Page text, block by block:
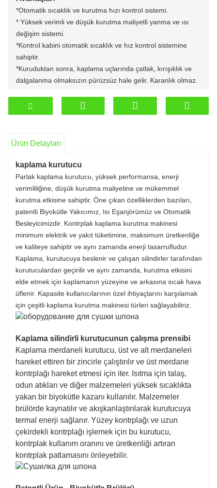
*Otomatik sıcaklık ve kurutma hızı kontrol sistemi.
* Yüksek verimli ve düşük kurutma maliyetli yanma ve ısı
değişim sistemi.
*Kontrol kabini otomatik sıcaklık ve hız kontrol sistemine
sahiptir.
*Kuruduktan sonra, kaplama uçlarında çatlak, kırışıklık ve
dalgalanma olmaksızın pürüzsüz hale gelir. Karanlık olmaz.
ve onarım gerektirmez.
Ürün Detayları
kaplama kurutucu
Parlak kaplama kurutucu, yüksek performansa, enerji
verimliliğine, düşük kurutma maliyetine ve mükemmel
kurutma etkisine sahiptir. Öne çıkan özelliklerden bazıları,
patentli Biyokütle Yakıcımız, Isı Eşanjörümüz ve Otomatik
Besleyicimizdir. Kontrplak kaplama kurutma makinesi
minimum elektrik ve yakıt tüketimine, maksimum üretkenliğe
ve kaliteye sahiptir ve aynı zamanda enerji tasarrufludur.
Kaplama, kurutucuya beslenir ve çalışan silindirler tarafından
kurutuculardan geçirilir ve aynı zamanda, kurutma etkisini
elde etmek için kaplamanın yüzeyine ve arkasına sıcak hava
üflenir. Kapasite kullanıcılarının özel ihtiyaçlarını karşılamak
için çeşitli kaplama kurutma makinesi türleri sağlayabiliriz.
Kaplama silindirli kurutucunun çalışma prensibi
Kaplama merdaneli kurutucu, üst ve alt merdaneleri
hareket ettiren bir zincirle çalıştırılır ve üst merdane
kontrplağı hareket etmesi için iter. Isıtma için talaş,
odun atıkları ve diğer malzemeleri yüksek sıcaklıkta
yakan bir biyokütle kazanı kullanılır. Malzemeler
brülörde kaynatılır ve akışkanlaştırılarak kurutucuya
termal enerji sağlanır. Yüzey kontrplağı ve uzun
çekirdekli kontrplağı işlemek için bu kurutucu,
kontrplak kullanım oranını ve üretkenliği artıran
kontrplak patlamasını önleyebilir.